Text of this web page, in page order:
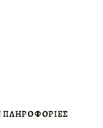
ΠΛΗΡΟΦΟΡΊΕΣ